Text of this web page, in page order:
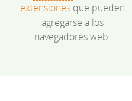
extensionesque pueden
agregarse a los
navegadores web.